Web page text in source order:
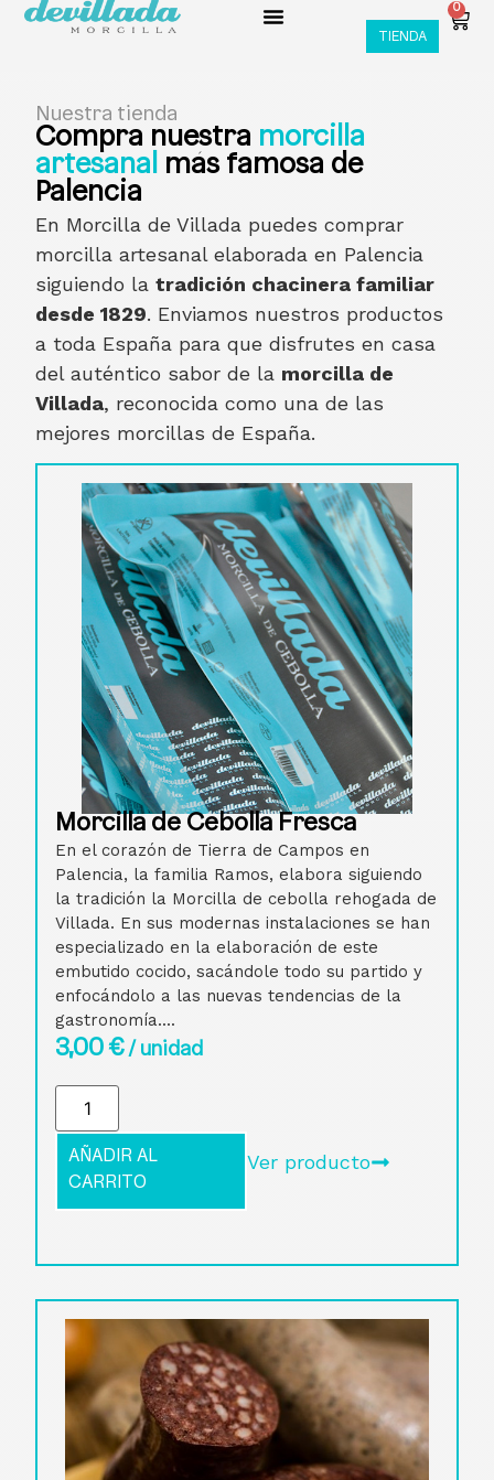
TIENDA
0
Nuestra tienda
Compra nuestra morcilla
artesanal más famosa de
Palencia
En Morcilla de Villada puedes comprar
morcilla artesanal elaborada en Palencia
siguiendo la tradición chacinera familiar
desde 1829. Enviamos nuestros productos
a toda España para que disfrutes en casa
del auténtico sabor de la morcilla de
Villada, reconocida como una de las
mejores morcillas de España.
Morcilla de Cebolla Fresca
En el corazón de Tierra de Campos en
Palencia, la familia Ramos, elabora siguiendo
la tradición la Morcilla de cebolla rehogada de
Villada. En sus modernas instalaciones se han
especializado en la elaboración de este
embutido cocido, sacándole todo su partido y
enfocándolo a las nuevas tendencias de la
gastronomía....
3,00€/ unidad
AÑADIR AL
CARRITO
Ver producto